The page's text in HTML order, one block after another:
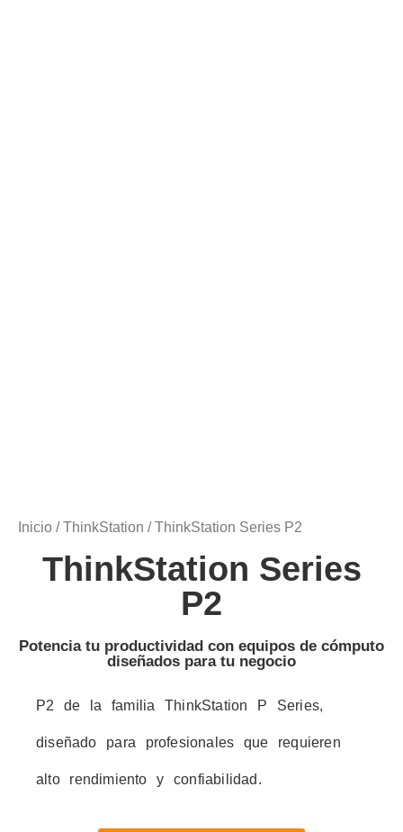
Inicio /ThinkStation / ThinkStation Series P2
ThinkStation Series
P2
Potencia tu productividad con equipos de cómputo
diseñados para tu negocio
P2 de la familia ThinkStation P Series,
diseñado para profesionales que requieren
alto rendimiento y confiabilidad.